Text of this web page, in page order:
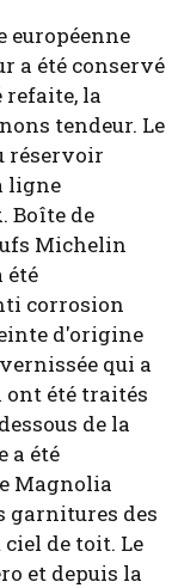
européenne
a été conservé
refaite, la
tendeur. Le
réservoir
ligne
Boîte de
Michelin
été
corrosion
d'origine
qui a
ont été traités
de la
a été
Magnolia
garnitures des
ciel de toit. Le
et depuis la